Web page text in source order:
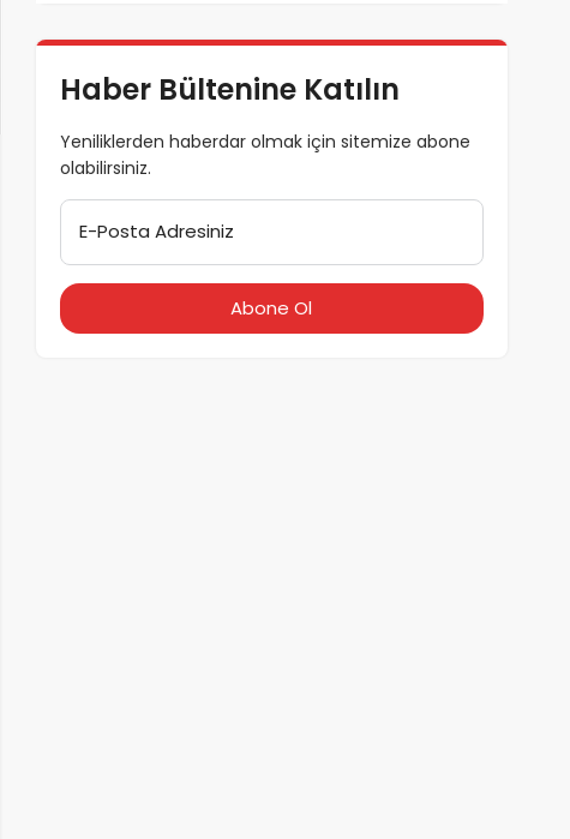
Haber Bültenine Katılın
Yeniliklerden haberdar olmak için sitemize abone
olabilirsiniz.
E-Posta Adresiniz